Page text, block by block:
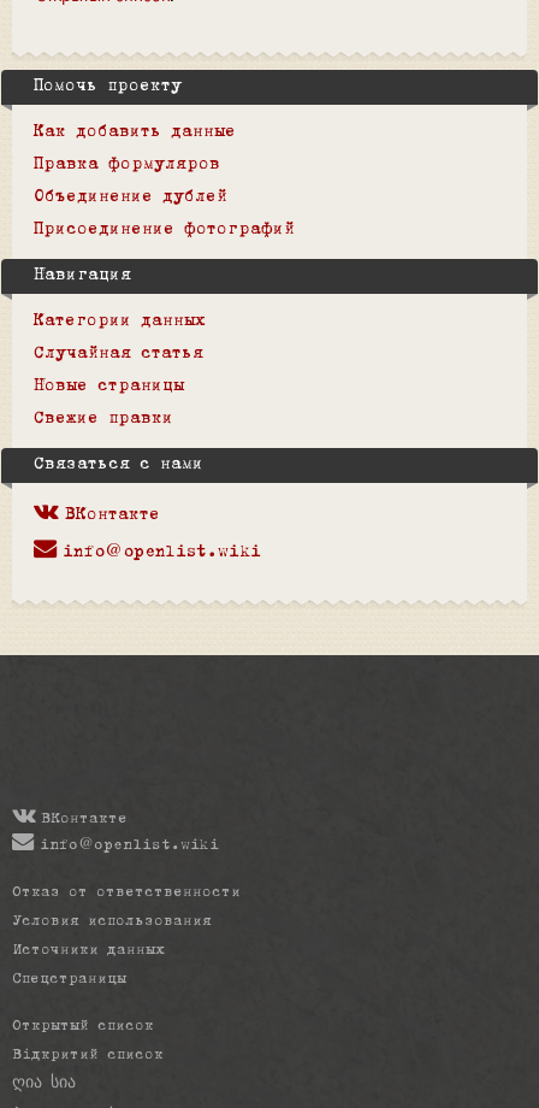
Помочь проекту
Как добавить данные
Правка формуляров
Объединение дублей
Присоединение фотографий
Навигация
Категории данных
Случайная статья
Новые страницы
Свежие правки
Связаться с нами
ВКонтакте
info@openlist.wiki
ВКонтакте
info@openlist.wiki
Отказ от ответственности
Условия использования
Источники данных
Спецстраницы
Открытый список
Відкритий список
ღია სია